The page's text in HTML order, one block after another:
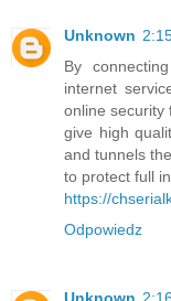
Unknown
By
internet
online security
give high
and tunnels
to protect full
https://
Odpowiedz